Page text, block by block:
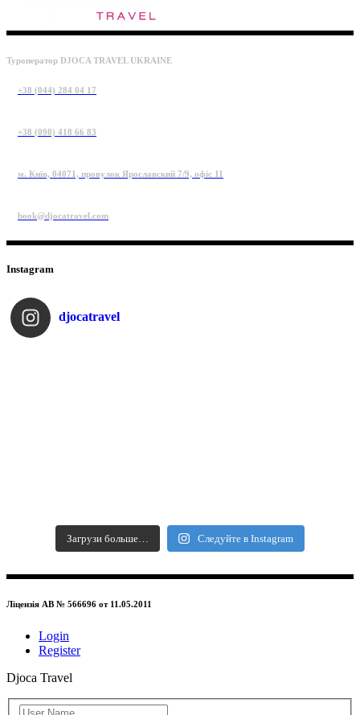
Туроператор DJOCA TRAVEL UKRAINE
+38 (044) 284 04 17
+38 (098) 418 66 83
м. Київ, 04071, провулок Ярославский 7/9, офіс 11
book@djocatravel.com
Instagram
djocatravel
Загрузи больше… Следуйте в Instagram
Ліцензія АВ № 566696 от 11.05.2011
Login
Register
Djoca Travel